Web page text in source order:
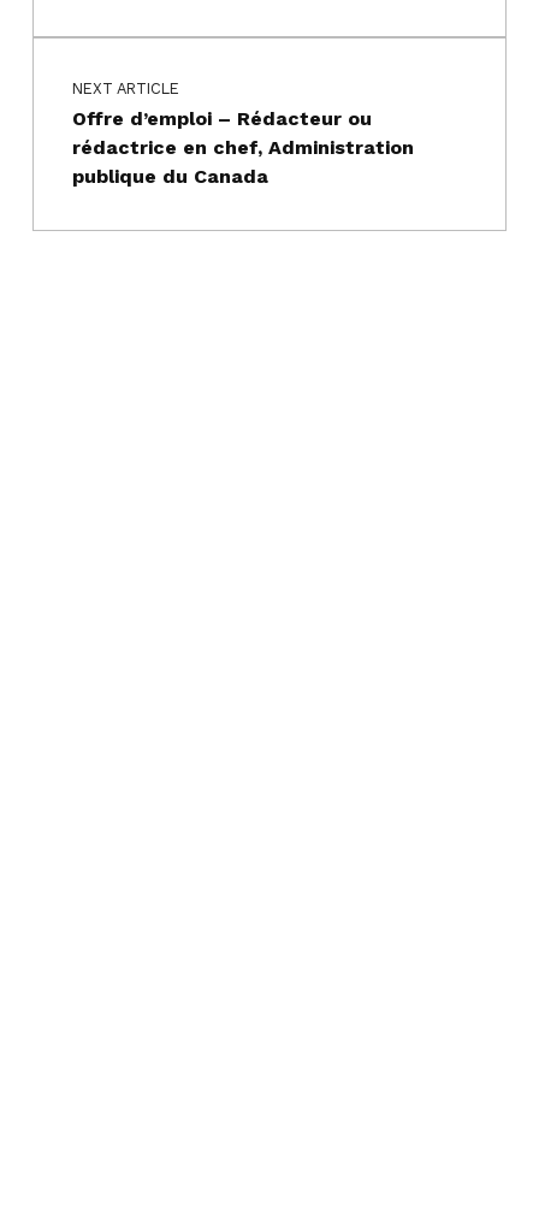
NEXT ARTICLE
Offre d’emploi – Rédacteur ou
rédactrice en chef, Administration
publique du Canada